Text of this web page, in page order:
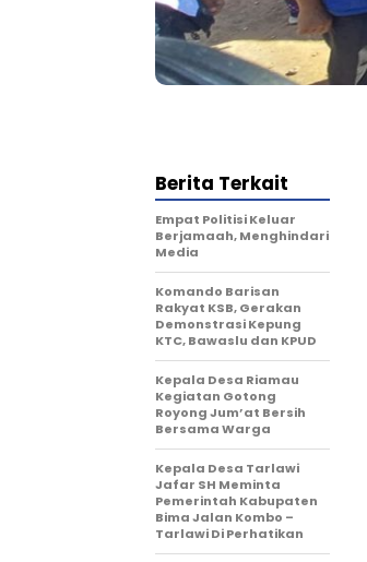
Berita Terkait
Empat Politisi Keluar
Berjamaah, Menghindari
Media
Komando Barisan
Rakyat KSB, Gerakan
Demonstrasi Kepung
KTC, Bawaslu dan KPUD
Kepala Desa Riamau
Kegiatan Gotong
Royong Jum’at Bersih
Bersama Warga
Kepala Desa Tarlawi
Jafar SH Meminta
Pemerintah Kabupaten
Bima Jalan Kombo –
Tarlawi Di Perhatikan